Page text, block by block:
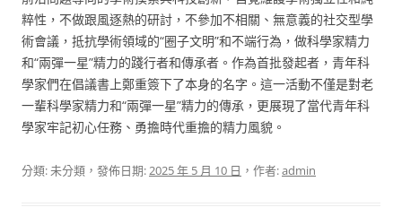
粹性，不做跟風逐熱的研討，不參加不相關、無意義的社交型學
術會議，抵抗學術領域的“圈子文明”和不端行為，做科學家精力
和“兩彈一星”精力的踐行者和傳承者。作為首批發起者，青年科
學家們在倡議書上鄭重簽下了本身的名字。這一活動不僅是對老
一輩科學家精力和“兩彈一星”精力的傳承，更展現了當代青年科
學家牢記初心任務、勇擔時代重擔的精力風貌。
分類: 未分類，發佈日期:2025 年 5 月 10 日 ，作者:admin